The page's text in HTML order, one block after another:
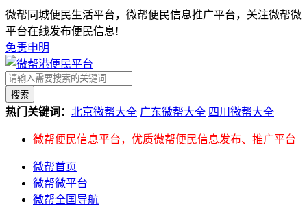
微帮同城便民生活平台，微帮便民信息推广平台，关注微帮微
平台在线发布便民信息!
免责申明
搜索
热门关键词： 北京微帮大全 广东微帮大全 四川微帮大全
微帮便民信息平台，优质微帮便民信息发布、推广平台
微帮首页
微帮微平台
微帮全国导航